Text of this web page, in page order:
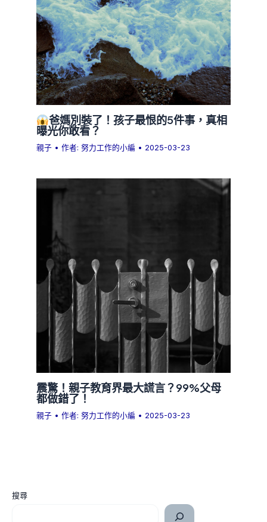
爸媽別裝了！孩子最恨的5件事，真相
曝光你敢看？
親子 • 作者:努力工作的小編 • 2025-03-23
震驚！親子教育界最大謊言？99%父母
都做錯了！
親子 • 作者:努力工作的小編 • 2025-03-23
搜尋